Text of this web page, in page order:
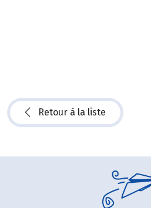
Retour à la liste